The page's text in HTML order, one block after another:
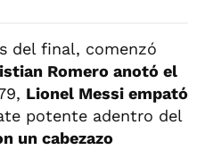
del final, comenzó
Romero anotó el
Lionel Messi empató
potente adentro del
un cabezazo